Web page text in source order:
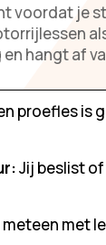
voordat je
hangt af
proefles is
Jij beslist
meteen met